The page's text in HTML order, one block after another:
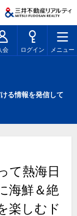
会 ログイン メニュー
る情報を発信して
て熱海日
海鮮＆絶
楽しむド